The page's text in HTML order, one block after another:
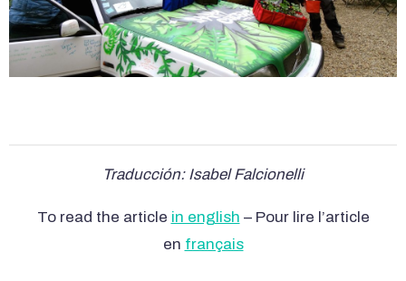
Traducción: Isabel Falcionelli
To read the article in english – Pour lire l’article
en français